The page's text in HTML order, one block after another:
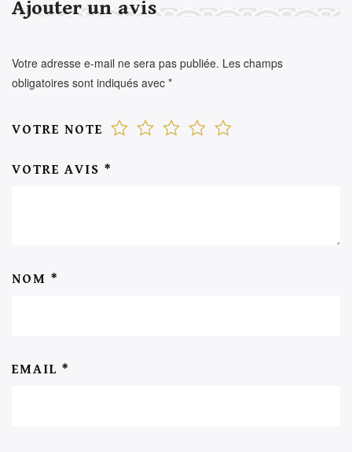
Ajouter un avis
Votre adresse e-mail ne sera pas publiée. Les champs
obligatoires sont indiqués avec *
VOTRE NOTE
VOTRE AVIS *
NOM *
EMAIL *